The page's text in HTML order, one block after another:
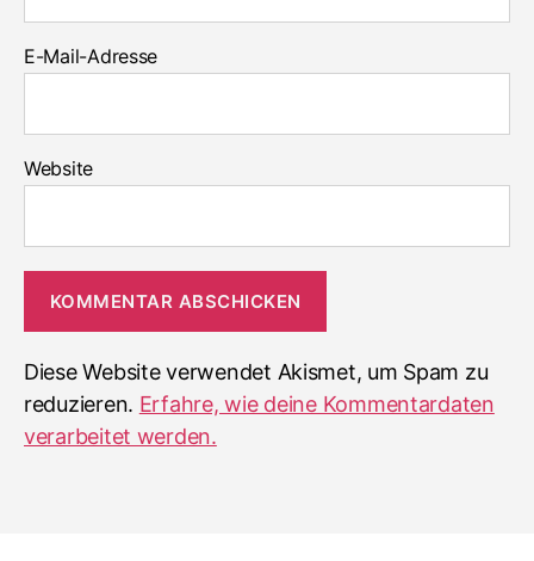
E-Mail-Adresse
Website
Diese Website verwendet Akismet, um Spam zu
reduzieren. Erfahre, wie deine Kommentardaten
verarbeitet werden.